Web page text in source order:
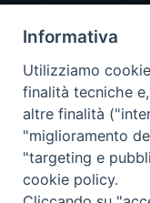
Informativa
Utilizziamo
finalità tecniche
altre finalità
"miglioramento
"targeting e
cookie policy.